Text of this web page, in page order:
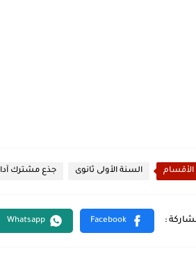
الأقسام السنة الأولى ثانوى جذع مشترك